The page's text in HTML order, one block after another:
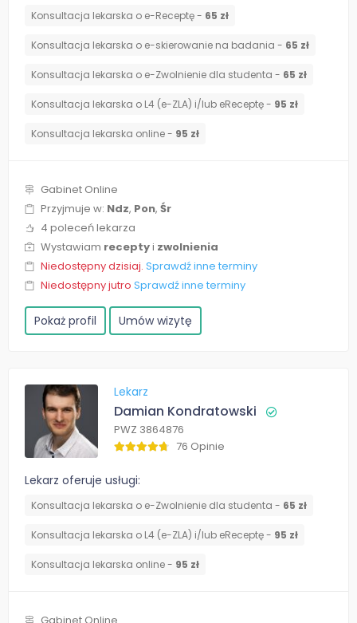
Konsultacja lekarska o e-Receptę - 65 zł
Konsultacja lekarska o e-skierowanie na badania - 65 zł
Konsultacja lekarska o e-Zwolnienie dla studenta - 65 zł
Konsultacja lekarska o L4 (e-ZLA) i/lub eReceptę - 95 zł
Konsultacja lekarska online - 95 zł
Gabinet Online
Przyjmuje w: Ndz, Pon, Śr
4 poleceń lekarza
Wystawiam receptyi zwolnienia
Niedostępny dzisiaj. Sprawdź inne terminy
Niedostępny jutro Sprawdź inne terminy
Pokaż profil Umów wizytę
Lekarz
Damian Kondratowski
PWZ 3864876
76 Opinie
Lekarz oferuje usługi:
Konsultacja lekarska o e-Zwolnienie dla studenta - 65 zł
Konsultacja lekarska o L4 (e-ZLA) i/lub eReceptę - 95 zł
Konsultacja lekarska online - 95 zł